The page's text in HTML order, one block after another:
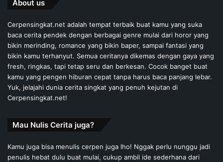
About us
Cerpensingkat.net adalah tempat terbaik buat kamu yang suka
baca cerita pendek dengan berbagai genre mulai dari horor yang
bikin merinding, romance yang bikin baper, sampai fantasi yang
bikin kamu terhanyut. Semua ceritanya dikemas dengan gaya yang
fresh, ringkas, tapi tetap seru dan berkesan. Cocok banget buat
kamu yang pengen hiburan cepat tanpa harus baca panjang lebar.
Yuk, jelajahi dunia cerita singkat yang penuh kejutan di
Cerpensingkat.net!
Mau Nulis Cerita juga?
Kamu juga bisa menulis cerpen juga lho! Nggak perlu nunggu jadi
penulis hebat dulu buat mulai, cukup ambil ide sederhana dari